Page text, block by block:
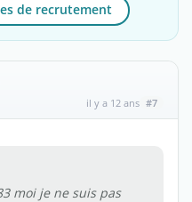
de recrutement
il y a 12 ans #7
moi je ne suis pas